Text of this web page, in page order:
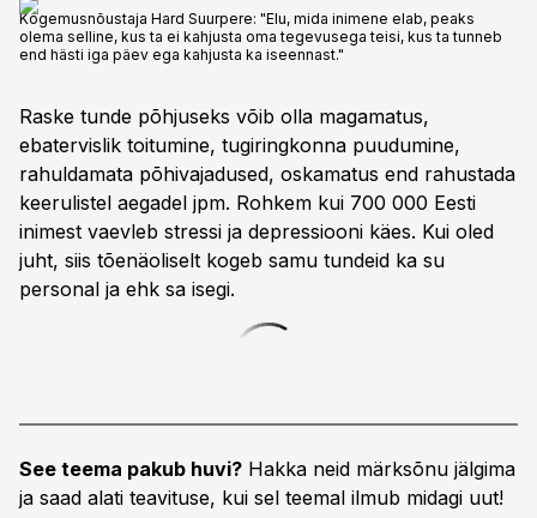
Kogemusnõustaja Hard Suurpere: "Elu, mida inimene elab, peaks
olema selline, kus ta ei kahjusta oma tegevusega teisi, kus ta tunneb
end hästi iga päev ega kahjusta ka iseennast."
Raske tunde põhjuseks võib olla magamatus,
ebatervislik toitumine, tugiringkonna puudumine,
rahuldamata põhivajadused, oskamatus end rahustada
keerulistel aegadel jpm. Rohkem kui 700 000 Eesti
inimest vaevleb stressi ja depressiooni käes. Kui oled
juht, siis tõenäoliselt kogeb samu tundeid ka su
personal ja ehk sa isegi.
See teema pakub huvi? Hakka neid märksõnu jälgima
ja saad alati teavituse, kui sel teemal ilmub midagi uut!